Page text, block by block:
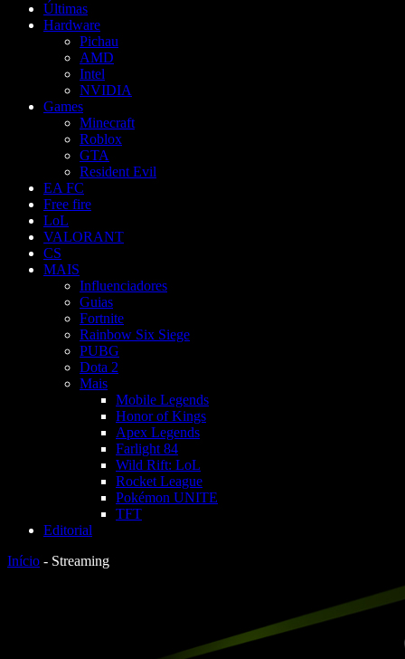
Últimas
Hardware
Pichau
AMD
Intel
NVIDIA
Games
Minecraft
Roblox
GTA
Resident Evil
EA FC
Free fire
LoL
VALORANT
CS
MAIS
Influenciadores
Guias
Fortnite
Rainbow Six Siege
PUBG
Dota 2
Mais
Mobile Legends
Honor of Kings
Apex Legends
Farlight 84
Wild Rift: LoL
Rocket League
Pokémon UNITE
TFT
Editorial
Início - Streaming